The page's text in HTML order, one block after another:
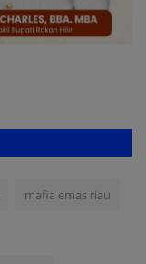
mafia emas riau